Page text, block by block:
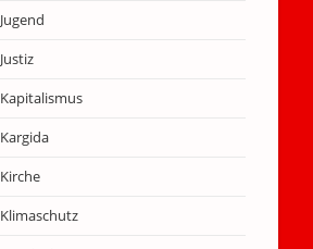
Jugend
Justiz
Kapitalismus
Kargida
Kirche
Klimaschutz